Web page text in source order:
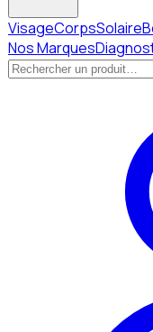
VisageCorpsSolaire
Nos Marques